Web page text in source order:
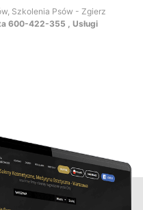
Szkolenia Psów - Zgierz
600-422-355 , Usługi